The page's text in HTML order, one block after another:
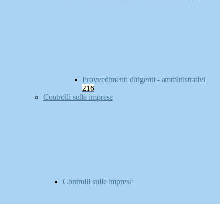
Provvedimenti dirigenti - amministrativi
216
Controlli sulle imprese
Controlli sulle imprese